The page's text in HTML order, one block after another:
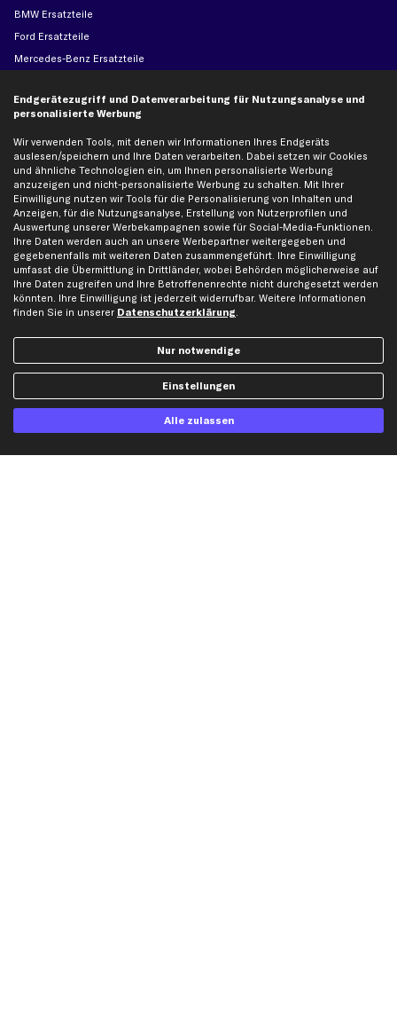
BMW Ersatzteile
Ford Ersatzteile
Mercedes-Benz Ersatzteile
Peugeot Ersatzteile
Seat Ersatzteile
Skoda Ersatzteile
VW Ersatzteile
Social Media
Jetzt APP Downloaden
kfzteile24 Newsletter
Alle Angebote, Rabatte & Specials.
Endgerätezugriff und Datenverarbeitung für Nutzungsanalyse und
personalisierte Werbung
Wir verwenden Tools, mit denen wir Informationen Ihres Endgeräts
auslesen/speichern und Ihre Daten verarbeiten. Dabei setzen wir Cookies
und ähnliche Technologien ein, um Ihnen personalisierte Werbung
anzuzeigen und nicht-personalisierte Werbung zu schalten. Mit Ihrer
Einwilligung nutzen wir Tools für die Personalisierung von Inhalten und
Anzeigen, für die Nutzungsanalyse, Erstellung von Nutzerprofilen und
Auswertung unserer Werbekampagnen sowie für Social-Media-Funktionen.
Ihre Daten werden auch an unsere Werbepartner weitergegeben und
gegebenenfalls mit weiteren Daten zusammengeführt. Ihre Einwilligung
umfasst die Übermittlung in Drittländer, wobei Behörden möglicherweise auf
Ihre Daten zugreifen und Ihre Betroffenenrechte nicht durchgesetzt werden
könnten. Ihre Einwilligung ist jederzeit widerrufbar. Weitere Informationen
finden Sie in unserer Datenschutzerklärung.
Nur notwendige
Einstellungen
Alle zulassen